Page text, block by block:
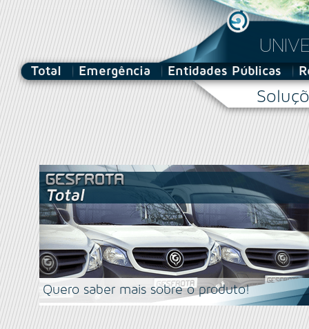
Total Emergência Entidades Públicas
Quero saber mais sobre o produto!